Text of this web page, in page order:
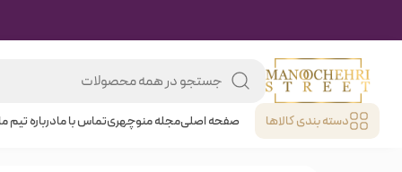
دسته بندی کالا‌ها صفحه اصلیمجله منوچهریتماس با مادرباره تیم ما